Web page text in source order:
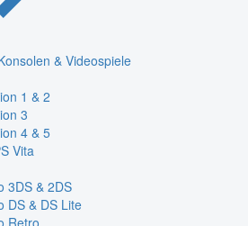
& Videospiele
1 & 2
3
4 & 5
Vita
3DS & 2DS
DS & DS Lite
Retro